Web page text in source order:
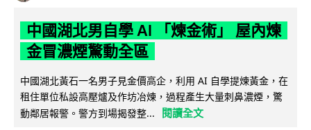
中國湖北男自學 AI 「煉金術」 屋內煉
金冒濃煙驚動全區
中國湖北黃石一名男子見金價高企，利用 AI 自學提煉黃金，在
租住單位私設高壓爐及作坊冶煉，過程產生大量刺鼻濃煙，驚
動鄰居報警。警方到場揭發整...
閱讀全文